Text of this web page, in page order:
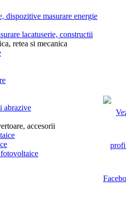
dispozitive masurare energie
lacatuserie, constructii
retea si mecanica
abrazive
accesorii